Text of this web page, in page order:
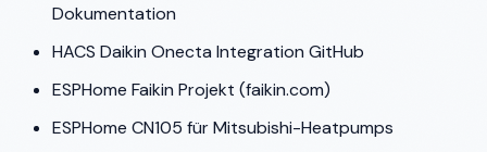
Dokumentation
HACS Daikin Onecta Integration GitHub
ESPHome Faikin Projekt (faikin.com)
ESPHome CN105 für Mitsubishi-Heatpumps